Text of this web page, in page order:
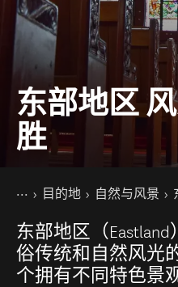
东部地区
胜
你的位置
主页目的地 自然与风景
东部地区（
俗传统和自然风光
个拥有不同特色景